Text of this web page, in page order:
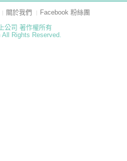
關於我們
Facebook 粉絲團
公司 著作權所有
Rights Reserved.